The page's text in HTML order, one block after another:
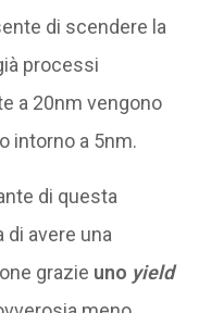
di scendere la
processi
a 20nm vengono
intorno a 5nm.
di questa
avere una
grazie uno yield